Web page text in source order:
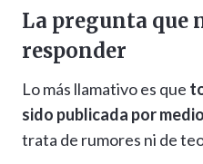
La pregunta que
responder
Lo más llamativo es que
sido publicada por
trata de rumores ni de